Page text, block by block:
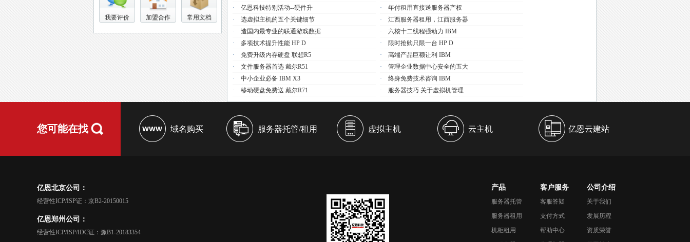
我要评价 加盟合作 常用文档
· 亿恩科技特别活动--硬件升 ·年付租用直接送服务器产权
· 选虚拟主机的五个关键细节 ·江西服务器租用，江西服务器
· 造国内最专业的联通游戏数据 ·六核十二线程强动力 IBM
· 多项技术提升性能 HP D · 限时抢购只限一台 HP D
· 免费升级内存硬盘 联想R5 ·高端产品巨额让利 IBM
· 文件服务器首选 戴尔R51 ·管理企业数据中心安全的五大
· 中小企业必备 IBM X3 ·终身免费技术咨询 IBM
· 移动硬盘免费送 戴尔R71 · 服务器技巧 关于虚拟机管理
您可能在找 域名购买 服务器托管/租用 虚拟主机 云主机 亿恩云建站
亿恩北京公司：
经营性ICP/ISP证：京B2-20150015
亿恩郑州公司：
经营性ICP/ISP/IDC证：豫B1-20183354
产品
服务器托管
服务器租用
机柜租用
客户服务
客服答疑
支付方式
帮助中心
公司介绍
关于我们
发展历程
资质荣誉